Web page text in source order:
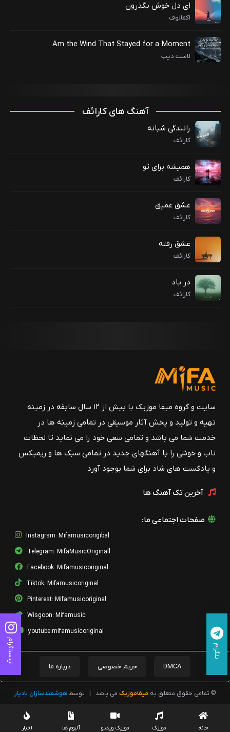
ای دل خوش بگذرون
اکمالوف
Am the Wind That Stayed for a Moment
لاست دیپ
آهنگ های کارائف
رانندگی شبانه
کارائف
همیشه برای تو
کارائف
عشق عمیق
کارائف
عشق رفته
کارائف
در باد
کارائف
سایت و گروه میفا موزیک با بیش از ۱۲ سال سابقه در زمینه
تهیه و تولید و پخش آثار موسیقی در تمامی زمینه ها در
خدمت شما می باشد و تمامی سعی خود را می نماید تا لحظات
ناب و خوشی را با آهنگهای جدید در تمامی سبک ها و ریمیکس
و پادکست های شاد برای شما بوجود آورد
آخرین تک آهنگ ها
صفحات اجتماعی ما:
Instagrsm: Mifamusicorigibal
Telegram: MifaMusicOriginall
Facebook: Mifamusicoriginal
Tiktok: Mifamusicoriginal
Pinterest: Mifamusicoriginal
Wisgoon: Mifamusic
youtube:mifamusicoriginal
DMCA حریم خصوصی درباره ما
© تمامی حقوق متعلق به میفاموزیک می باشد توسطهوشمندسازان بادیار
خانه موزیک موزیک ویدیو آلبوم ها اخبار
اینستاگرام تلگرام